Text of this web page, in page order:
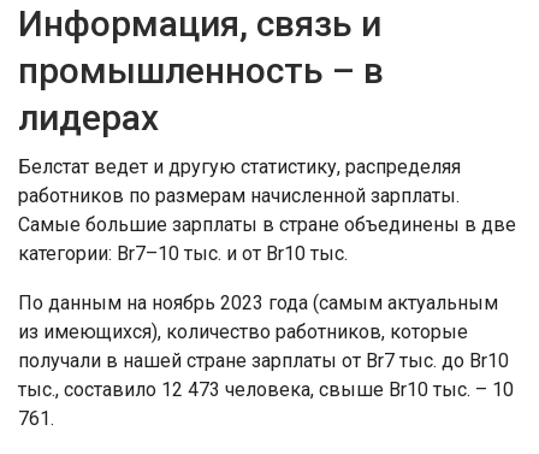
Информация, связь и
промышленность – в
лидерах
Белстат ведет и другую статистику, распределяя
работников по размерам начисленной зарплаты.
Самые большие зарплаты в стране объединены в две
категории: Br7–10 тыс. и от Br10 тыс.
По данным на ноябрь 2023 года (самым актуальным
из имеющихся), количество работников, которые
получали в нашей стране зарплаты от Br7 тыс. до Br10
тыс., составило 12 473 человека, свыше Br10 тыс. – 10
761.